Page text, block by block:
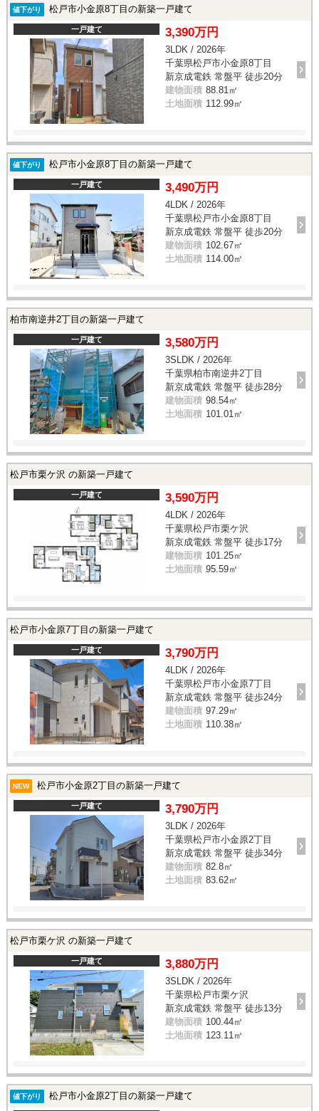
値下がり 松戸市小金原8丁目の新築一戸建て
一戸建て 3,390万円
3LDK / 2026年
千葉県松戸市小金原8丁目
新京成電鉄 常盤平 徒歩20分
建物面積 88.81㎡
土地面積 112.99㎡
値下がり 松戸市小金原8丁目の新築一戸建て
一戸建て 3,490万円
4LDK / 2026年
千葉県松戸市小金原8丁目
新京成電鉄 常盤平 徒歩20分
建物面積 102.67㎡
土地面積 114.00㎡
柏市南逆井2丁目の新築一戸建て
一戸建て 3,580万円
3SLDK / 2026年
千葉県柏市南逆井2丁目
新京成電鉄 常盤平 徒歩28分
建物面積 98.54㎡
土地面積 101.01㎡
松戸市栗ケ沢 の新築一戸建て
一戸建て 3,590万円
4LDK / 2026年
千葉県松戸市栗ケ沢
新京成電鉄 常盤平 徒歩17分
建物面積 101.25㎡
土地面積 95.59㎡
松戸市小金原7丁目の新築一戸建て
一戸建て 3,790万円
4LDK / 2026年
千葉県松戸市小金原7丁目
新京成電鉄 常盤平 徒歩24分
建物面積 97.29㎡
土地面積 110.38㎡
NEW 松戸市小金原2丁目の新築一戸建て
一戸建て 3,790万円
3LDK / 2026年
千葉県松戸市小金原2丁目
新京成電鉄 常盤平 徒歩34分
建物面積 82.8㎡
土地面積 83.62㎡
松戸市栗ケ沢 の新築一戸建て
一戸建て 3,880万円
3SLDK / 2026年
千葉県松戸市栗ケ沢
新京成電鉄 常盤平 徒歩13分
建物面積 100.44㎡
土地面積 123.11㎡
値下がり 松戸市小金原2丁目の新築一戸建て